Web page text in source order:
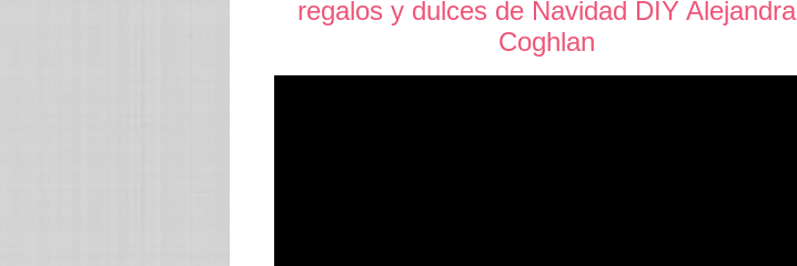
regalos y dulces de Navidad DIY Alejandra
Coghlan